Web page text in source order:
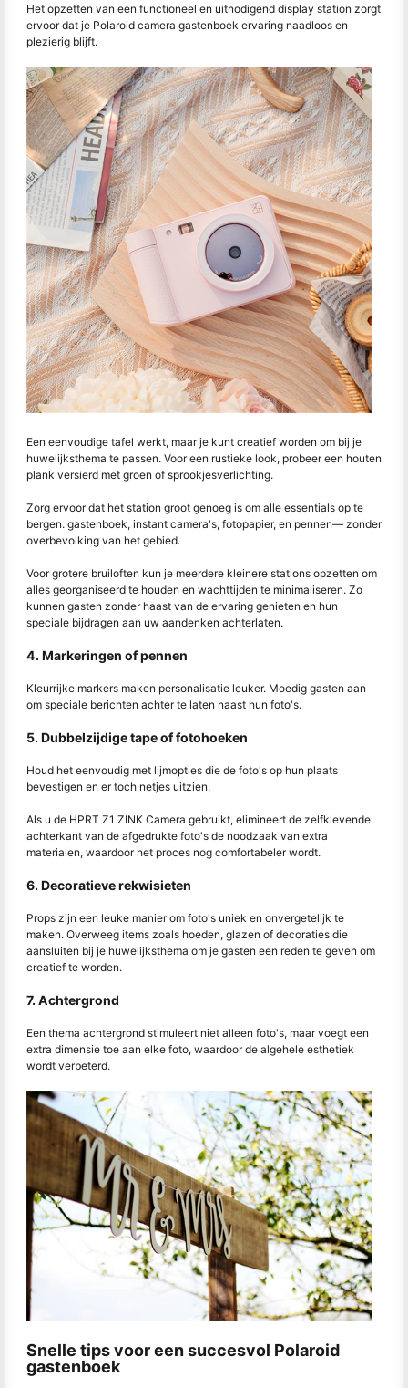
Het opzetten van een functioneel en uitnodigend display station zorgt
ervoor dat je Polaroid camera gastenboek ervaring naadloos en
plezierig blijft.
Een eenvoudige tafel werkt, maar je kunt creatief worden om bij je
huwelijksthema te passen. Voor een rustieke look, probeer een houten
plank versierd met groen of sprookjesverlichting.
Zorg ervoor dat het station groot genoeg is om alle essentials op te
bergen. gastenboek, instant camera's, fotopapier, en pennen— zonder
overbevolking van het gebied.
Voor grotere bruiloften kun je meerdere kleinere stations opzetten om
alles georganiseerd te houden en wachttijden te minimaliseren. Zo
kunnen gasten zonder haast van de ervaring genieten en hun
speciale bijdragen aan uw aandenken achterlaten.
4. Markeringen of pennen
Kleurrijke markers maken personalisatie leuker. Moedig gasten aan
om speciale berichten achter te laten naast hun foto's.
5. Dubbelzijdige tape of fotohoeken
Houd het eenvoudig met lijmopties die de foto's op hun plaats
bevestigen en er toch netjes uitzien.
Als u de HPRT Z1 ZINK Camera gebruikt, elimineert de zelfklevende
achterkant van de afgedrukte foto's de noodzaak van extra
materialen, waardoor het proces nog comfortabeler wordt.
6. Decoratieve rekwisieten
Props zijn een leuke manier om foto's uniek en onvergetelijk te
maken. Overweeg items zoals hoeden, glazen of decoraties die
aansluiten bij je huwelijksthema om je gasten een reden te geven om
creatief te worden.
7. Achtergrond
Een thema achtergrond stimuleert niet alleen foto's, maar voegt een
extra dimensie toe aan elke foto, waardoor de algehele esthetiek
wordt verbeterd.
Snelle tips voor een succesvol Polaroid
gastenboek